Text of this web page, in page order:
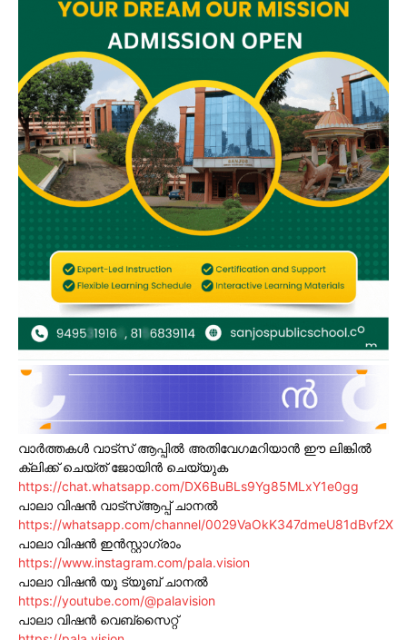
വാർത്തകൾ വാട്സ് ആപ്പിൽ അതിവേഗമറിയാൻ ഈ ലിങ്കിൽ
ക്ലിക്ക് ചെയ്ത് ജോയിൻ ചെയ്യുക
https://chat.whatsapp.com/DX6BuBLs9Yg85MLxY1e0gg
പാലാ വിഷൻ വാട്സ്ആപ്പ് ചാനൽ
https://whatsapp.com/channel/0029VaOkK347dmeU81dBvf2X
പാലാ വിഷൻ ഇൻസ്റ്റാഗ്രാം
https://www.instagram.com/pala.vision
പാലാ വിഷൻ യൂ ട്യൂബ് ചാനൽ
https://youtube.com/@palavision
പാലാ വിഷൻ വെബ്സൈറ്റ്